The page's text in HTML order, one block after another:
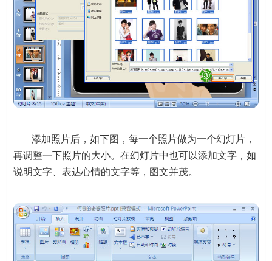
添加照片后，如下图，每一个照片做为一个幻灯片，
再调整一下照片的大小。在幻灯片中也可以添加文字，如
说明文字、表达心情的文字等，图文并茂。